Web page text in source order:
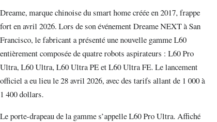
Dreame, marque chinoise du smart home créée en 2017, frappe
fort en avril 2026. Lors de son événement Dreame NEXT à San
Francisco, le fabricant a présenté une nouvelle gamme L60
entièrement composée de quatre robots aspirateurs : L60 Pro
Ultra, L60 Ultra, L60 Ultra PE et L60 Ultra FE. Le lancement
officiel a eu lieu le 28 avril 2026, avec des tarifs allant de 1 000 à
1 400 dollars.
Le porte-drapeau de la gamme s’appelle L60 Pro Ultra. Affiché